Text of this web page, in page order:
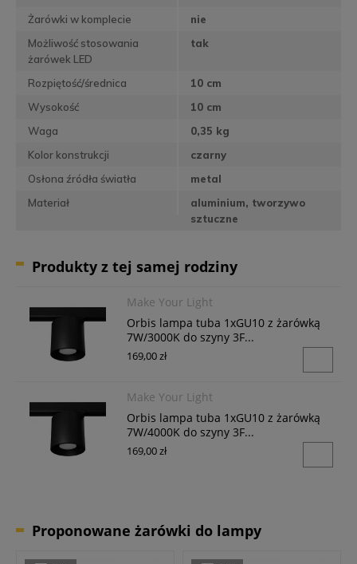
Żarówki w komplecie
nie
Możliwość stosowania
żarówek LED
tak
Rozpiętość/średnica
10 cm
Wysokość
10 cm
Waga
0,35 kg
Kolor konstrukcji
czarny
Osłona źródła światła
metal
Materiał
aluminium, tworzywo
sztuczne
Produkty z tej samej rodziny
Make Your Light
Orbis lampa tuba 1xGU10 z żarówką
7W/3000K do szyny 3F...
169,00 zł
Make Your Light
Orbis lampa tuba 1xGU10 z żarówką
7W/4000K do szyny 3F...
169,00 zł
Proponowane żarówki do lampy